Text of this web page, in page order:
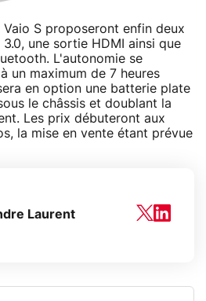
S proposeront enfin deux
une sortie HDMI ainsi que
L'autonomie se
un maximum de 7 heures
en option une batterie plate
le châssis et doublant la
Les prix débuteront aux
la mise en vente étant prévue
Laurent